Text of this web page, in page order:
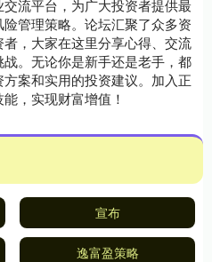
流平台，为广大投资者提供最
管理策略。论坛汇聚了众多资
，大家在这里分享心得、交流
。无论你是新手还是老手，都
案和实用的投资建议。加入正
，实现财富增值！
宣布
逸富盈策略